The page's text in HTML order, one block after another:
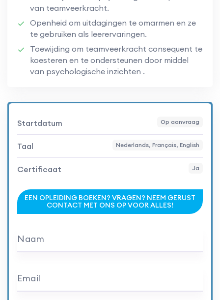
van teamveerkracht.
Openheid om uitdagingen te omarmen en ze
te gebruiken als leerervaringen.
Toewijding om teamveerkracht consequent te
koesteren en te ondersteunen door middel
van psychologische inzichten .
Startdatum Op aanvraag
Taal Nederlands, Français, English
Certificaat Ja
EEN OPLEIDING BOEKEN? VRAGEN? NEEM GERUST
CONTACT MET ONS OP VOOR ALLES!
Naam
Email